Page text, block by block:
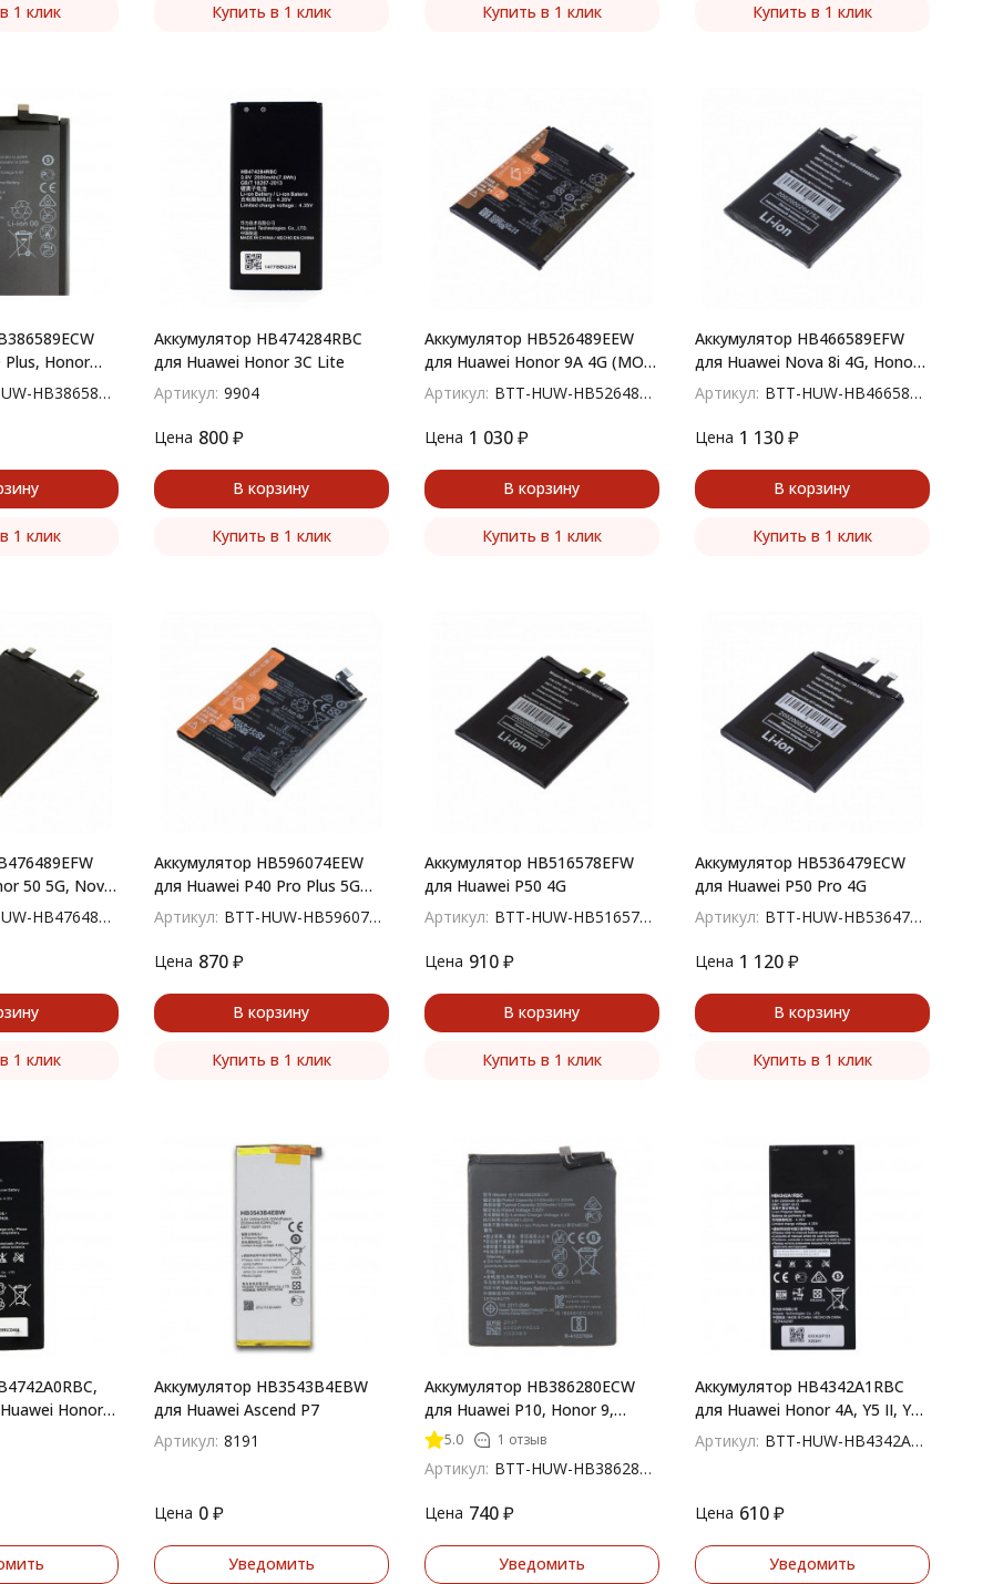
1 клик Купить в 1 клик Купить в 1 клик Купить в 1 клик
Plus, Honor
Honor 20,
HB386589ECW
1 клик
Аккумулятор HB474284RBC
для Huawei Honor 3C Lite
Артикул: 9904
Цена 800 ₽
В корзину
Купить в 1 клик
Аккумулятор HB526489EEW
для Huawei Honor 9A 4G (MOA-
LX9N), Y6p 4G (MED-LX9N)
Артикул: BTT-HUW-HB526489EEW
Цена 1 030 ₽
В корзину
Купить в 1 клик
Аккумулятор HB466589EFW
для Huawei Nova 8i 4G, Honor
50 Lite 4G
Артикул: BTT-HUW-HB466589EFW
Цена 1 130 ₽
В корзину
Купить в 1 клик
50 5G, Nova
HB476489EFW
1 клик
Аккумулятор HB596074EEW
для Huawei P40 Pro Plus 5G
(ELS-N39)
Артикул: BTT-HUW-HB596074EEW
Цена 870 ₽
В корзину
Купить в 1 клик
Аккумулятор HB516578EFW
для Huawei P50 4G
Артикул: BTT-HUW-HB516578EFW
Цена 910 ₽
В корзину
Купить в 1 клик
Аккумулятор HB536479ECW
для Huawei P50 Pro 4G
Артикул: BTT-HUW-HB536479ECW
Цена 1 120 ₽
В корзину
Купить в 1 клик
Honor
Аккумулятор HB3543B4EBW
для Huawei Ascend P7
Артикул: 8191
Цена 0 ₽
Уведомить
Аккумулятор HB386280ECW
для Huawei P10, Honor 9,
Honor 9 Premium
5.0 1 отзыв
Артикул: BTT-HUW-HB386280ECW
Цена 740 ₽
Уведомить
Аккумулятор HB4342A1RBC
для Huawei Honor 4A, Y5 II, Y6,
5A
Артикул: BTT-HUW-HB4342A1RBC
Цена 610 ₽
Уведомить